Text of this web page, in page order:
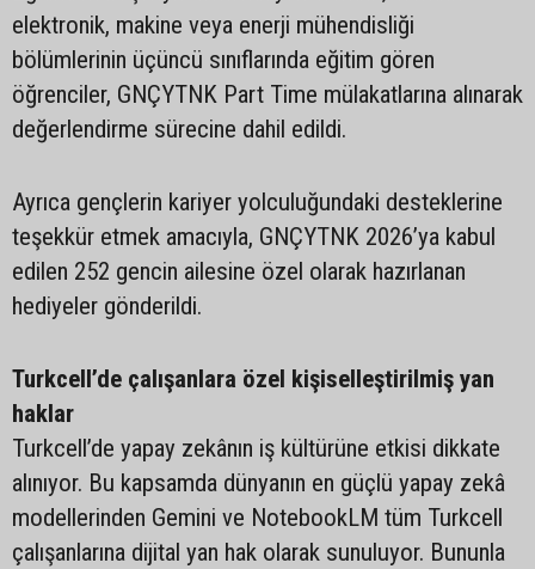
elektronik, makine veya enerji mühendisliği
bölümlerinin üçüncü sınıflarında eğitim gören
öğrenciler, GNÇYTNK Part Time mülakatlarına alınarak
değerlendirme sürecine dahil edildi.
Ayrıca gençlerin kariyer yolculuğundaki desteklerine
teşekkür etmek amacıyla, GNÇYTNK 2026’ya kabul
edilen 252 gencin ailesine özel olarak hazırlanan
hediyeler gönderildi.
Turkcell’de çalışanlara özel kişiselleştirilmiş yan
haklar
Turkcell’de yapay zekânın iş kültürüne etkisi dikkate
alınıyor. Bu kapsamda dünyanın en güçlü yapay zekâ
modellerinden Gemini ve NotebookLM tüm Turkcell
çalışanlarına dijital yan hak olarak sunuluyor. Bununla